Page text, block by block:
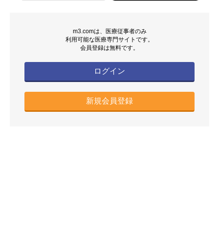
m3.comは、医療従事者のみ
利用可能な医療専門サイトです。
会員登録は無料です。
ログイン
新規会員登録